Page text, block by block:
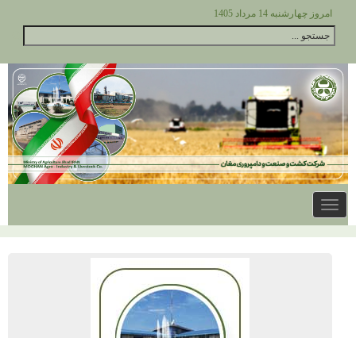
امروز چهارشنبه 14 مرداد 1405
Toggle
navigation